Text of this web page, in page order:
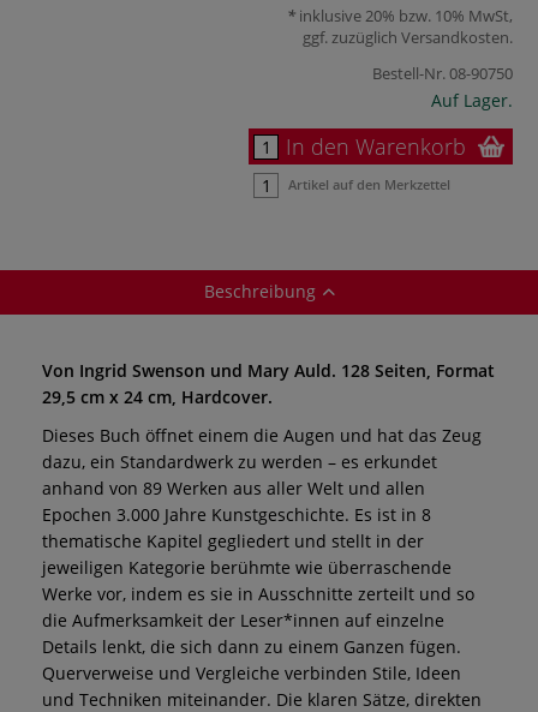
inklusive 20% bzw. 10% MwSt,
ggf. zuzüglich Versandkosten.
Bestell-Nr.08-90750
Auf Lager.
In den Warenkorb
Artikel auf den Merkzettel
Beschreibung
Von Ingrid Swenson und Mary Auld. 128 Seiten, Format
29,5 cm x 24 cm, Hardcover.
Dieses Buch öffnet einem die Augen und hat das Zeug
dazu, ein Standardwerk zu werden – es erkundet
anhand von 89 Werken aus aller Welt und allen
Epochen 3.000 Jahre Kunstgeschichte. Es ist in 8
thematische Kapitel gegliedert und stellt in der
jeweiligen Kategorie berühmte wie überraschende
Werke vor, indem es sie in Ausschnitte zerteilt und so
die Aufmerksamkeit der Leser*innen auf einzelne
Details lenkt, die sich dann zu einem Ganzen fügen.
Querverweise und Vergleiche verbinden Stile, Ideen
und Techniken miteinander. Die klaren Sätze, direkten